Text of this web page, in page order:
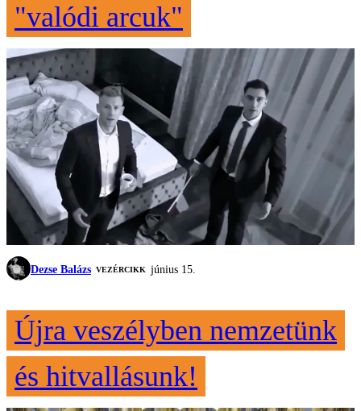
"valódi arcuk"
Dezse Balázs VEZÉRCIKK június 15.
Újra veszélyben nemzetünk
és hitvallásunk!